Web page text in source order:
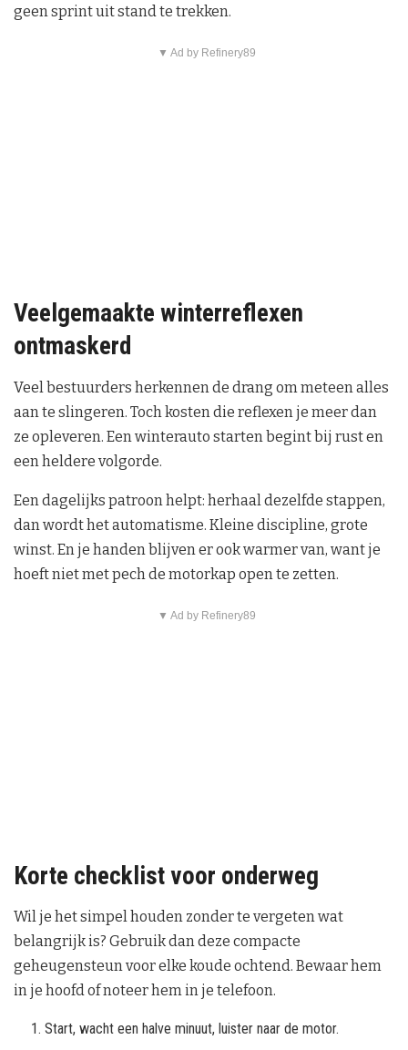
geen sprint uit stand te trekken.
▼ Ad by Refinery89
Veelgemaakte winterreflexen
ontmaskerd
Veel bestuurders herkennen de drang om meteen alles
aan te slingeren. Toch kosten die reflexen je meer dan
ze opleveren. Een winterauto starten begint bij rust en
een heldere volgorde.
Een dagelijks patroon helpt: herhaal dezelfde stappen,
dan wordt het automatisme. Kleine discipline, grote
winst. En je handen blijven er ook warmer van, want je
hoeft niet met pech de motorkap open te zetten.
▼ Ad by Refinery89
Korte checklist voor onderweg
Wil je het simpel houden zonder te vergeten wat
belangrijk is? Gebruik dan deze compacte
geheugensteun voor elke koude ochtend. Bewaar hem
in je hoofd of noteer hem in je telefoon.
Start, wacht een halve minuut, luister naar de motor.